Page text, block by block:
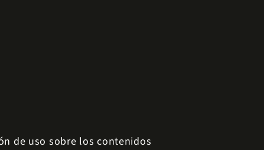
de uso sobre los contenidos